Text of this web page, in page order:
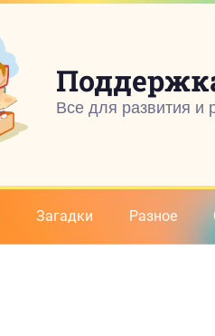
Все для развития и
Загадки Разное